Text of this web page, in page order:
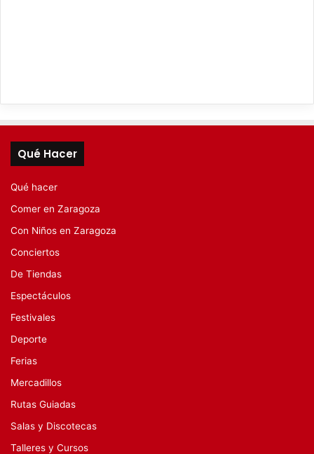
Qué Hacer
Qué hacer
Comer en Zaragoza
Con Niños en Zaragoza
Conciertos
De Tiendas
Espectáculos
Festivales
Deporte
Ferias
Mercadillos
Rutas Guiadas
Salas y Discotecas
Talleres y Cursos